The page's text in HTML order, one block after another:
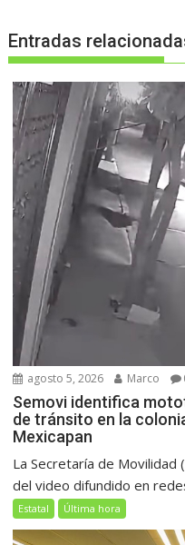
Entradas
agosto 5, 2026 Marco
Semovi identifica
de tránsito en la
Mexicapan
La Secretaría de Movilidad
del video difundido en
Estatal Última hora